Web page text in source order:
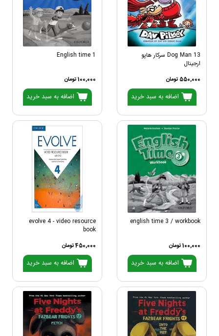
Dog Man 13 سرکار هاپو
ارجینال
550,000 تومان
اضافه به سبد خرید
English time 1
100,000 تومان
اضافه به سبد خرید
english time 3 / workbook
100,000 تومان
اضافه به سبد خرید
evolve 4 - video resource
book
450,000 تومان
اضافه به سبد خرید